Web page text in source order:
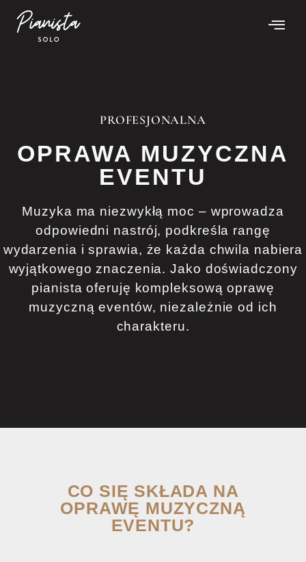
PROFESJONALNA
OPRAWA MUZYCZNA
EVENTU
Muzyka ma niezwykłą moc – wprowadza
odpowiedni nastrój, podkreśla rangę
wydarzenia i sprawia, że każda chwila nabiera
wyjątkowego znaczenia. Jako doświadczony
pianista oferuję kompleksową oprawę
muzyczną eventów, niezależnie od ich
charakteru.
CO SIĘ SKŁADA NA
OPRAWĘ MUZYCZNĄ
EVENTU?